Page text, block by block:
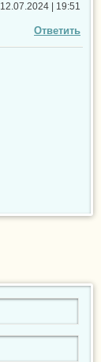
Ответить
12.07.2024 | 19:51